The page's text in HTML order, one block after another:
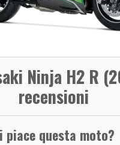
Ninja H2 R
recensioni
piace questa moto?